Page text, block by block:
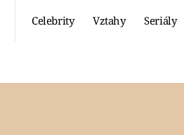
Celebrity Vztahy Seriály